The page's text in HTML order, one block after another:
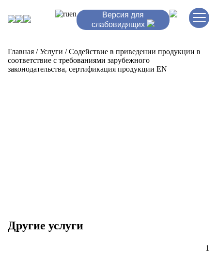
ruen
Версия для
слабовидящих
Главная /Услуги /Содействие в приведении продукции в
соответствие с требованиями зарубежного
законодательства, сертификация продукции EN
Другие услуги
1